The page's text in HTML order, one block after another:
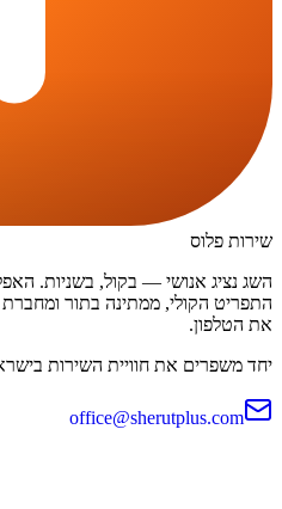
שירות פלוס
השג נציג אנושי — בקול, בשניות.
התפריט הקולי, ממתינה בתור
את הטלפון.
יחד משפרים את חוויית השירות
office@sherutplus.com